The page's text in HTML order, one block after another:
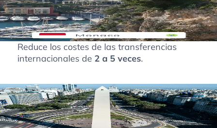
Reduce los costes de las transferencias
internacionales de 2 a 5 veces.